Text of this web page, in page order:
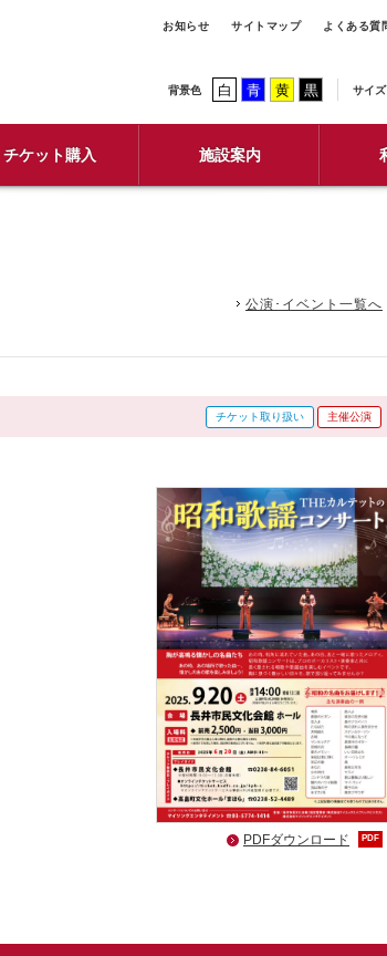
お知らせ サイトマップ よくある質
背景色 白 青 黄 黒 サイズ
チケット購入 施設案内
公演･イベント一覧へ
チケット取り扱い 主催公演
PDFダウンロード PDF